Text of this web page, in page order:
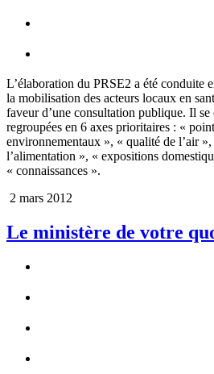
L‌’élaboration du PRSE2 a été conduite
la mobilisation des acteurs locaux en
faveur d‌’une consultation publique. Il se
regroupées en 6 axes prioritaires : «
environnementaux », « qualité de l‌’air
l‌’alimentation », « expositions
« connaissances ».
2 mars 2012
Le ministère de votre